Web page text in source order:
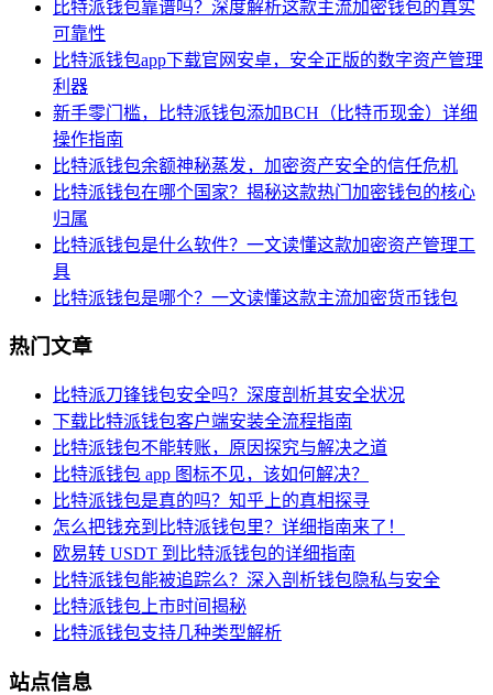
比特派钱包靠谱吗？深度解析这款主流加密钱包的真实
可靠性
比特派钱包app下载官网安卓，安全正版的数字资产管理
利器
新手零门槛，比特派钱包添加BCH（比特币现金）详细
操作指南
比特派钱包余额神秘蒸发，加密资产安全的信任危机
比特派钱包在哪个国家？揭秘这款热门加密钱包的核心
归属
比特派钱包是什么软件？一文读懂这款加密资产管理工
具
比特派钱包是哪个？一文读懂这款主流加密货币钱包
热门文章
比特派刀锋钱包安全吗？深度剖析其安全状况
下载比特派钱包客户端安装全流程指南
比特派钱包不能转账，原因探究与解决之道
比特派钱包 app 图标不见，该如何解决？
比特派钱包是真的吗？知乎上的真相探寻
怎么把钱充到比特派钱包里？详细指南来了！
欧易转 USDT 到比特派钱包的详细指南
比特派钱包能被追踪么？深入剖析钱包隐私与安全
比特派钱包上市时间揭秘
比特派钱包支持几种类型解析
站点信息